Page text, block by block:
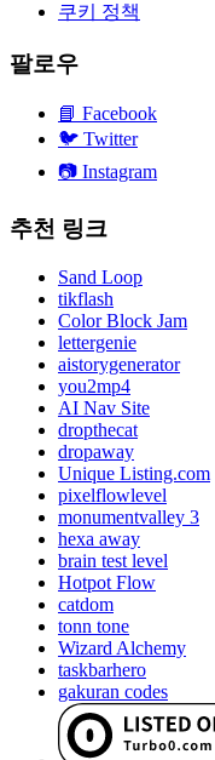
쿠키 정책
팔로우
📘 Facebook
🐦 Twitter
📷 Instagram
추천 링크
Sand Loop
tikflash
Color Block Jam
lettergenie
aistorygenerator
you2mp4
AI Nav Site
dropthecat
dropaway
Unique Listing.com
pixelflowlevel
monumentvalley 3
hexa away
brain test level
Hotpot Flow
catdom
tonn tone
Wizard Alchemy
taskbarhero
gakuran codes